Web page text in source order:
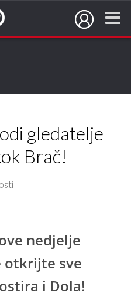
gledatelje
Brač!
nedjelje
otkrijte sve
i Dola!